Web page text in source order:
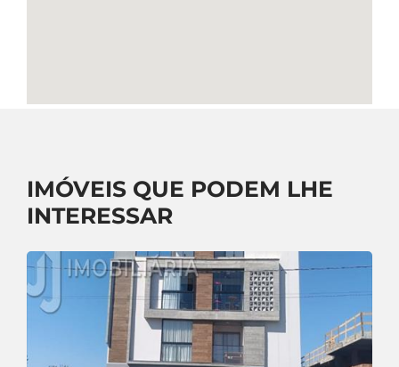
IMÓVEIS QUE PODEM LHE
INTERESSAR